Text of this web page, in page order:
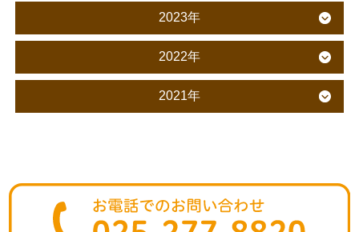
2023年
2022年
2021年